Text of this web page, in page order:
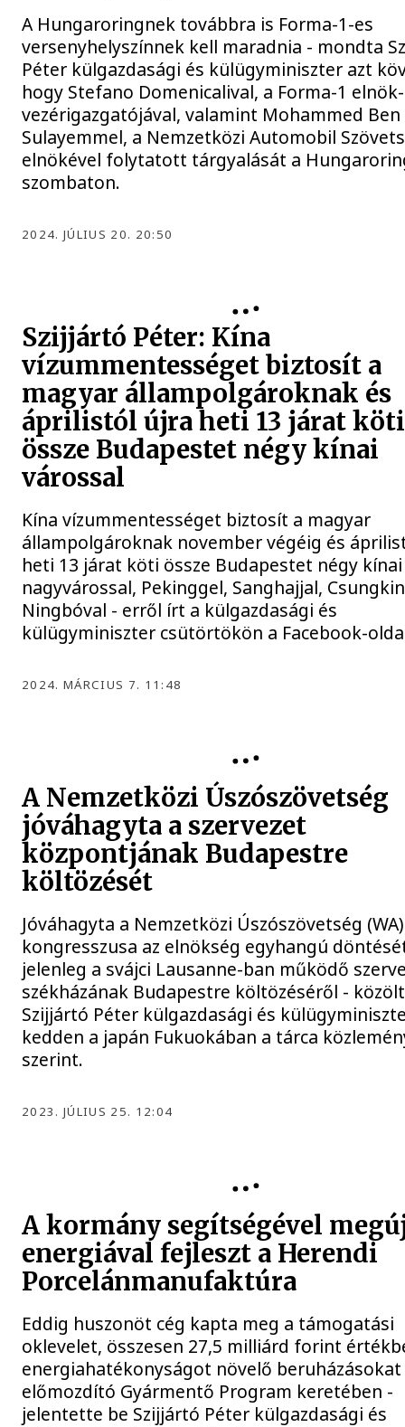
A Hungaroringnek továbbra is Forma-1-es
versenyhelyszínnek kell maradnia - mondta
Péter külgazdasági és külügyminiszter azt
hogy Stefano Domenicalival, a Forma-1 elnök-
vezérigazgatójával, valamint Mohammed Ben
Sulayemmel, a Nemzetközi Automobil
elnökével folytatott tárgyalását a
szombaton.
2024. JÚLIUS 20. 20:50
Szijjártó Péter: Kína
vízummentességet biztosít a
magyar állampolgároknak és
áprilistól újra heti 13 járat köti
össze Budapestet négy kínai
várossal
Kína vízummentességet biztosít a magyar
állampolgároknak november végéig és
heti 13 járat köti össze Budapestet négy kínai
nagyvárossal, Pekinggel, Sanghajjal,
Ningbóval - erről írt a külgazdasági és
külügyminiszter csütörtökön a Facebook-
2024. MÁRCIUS 7. 11:48
A Nemzetközi Úszószövetség
jóváhagyta a szervezet
központjának Budapestre
költözését
Jóváhagyta a Nemzetközi Úszószövetség (WA)
kongresszusa az elnökség egyhangú
jelenleg a svájci Lausanne-ban működő
székházának Budapestre költözéséről -
Szijjártó Péter külgazdasági és
kedden a japán Fukuokában a tárca
szerint.
2023. JÚLIUS 25. 12:04
A kormány segítségével
energiával fejleszt a Herendi
Porcelánmanufaktúra
Eddig huszonöt cég kapta meg a támogatási
oklevelet, összesen 27,5 milliárd forint
energiahatékonyságot növelő beruházásokat
előmozdító Gyármentő Program keretében -
jelentette be Szijjártó Péter külgazdasági és